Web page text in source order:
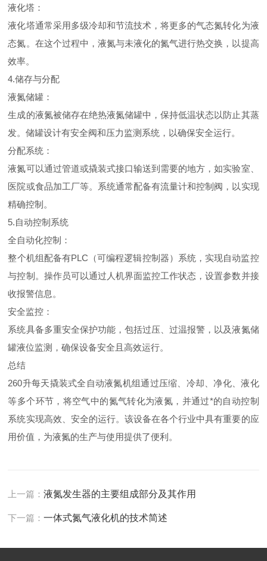
液化塔：
液化塔通常采用多级冷却和节流技术，将更多的气态氮转化为液
态氮。在这个过程中，液氮与未液化的氮气进行热交换，以提高
效率。
4.储存与分配
液氮储罐：
生成的液氮被储存在绝热液氮储罐中，保持低温状态以防止其蒸
发。储罐设计有安全阀和压力监测系统，以确保安全运行。
分配系统：
液氮可以通过管道或撬装式接口输送到需要的地方，如实验室、
医院或食品加工厂等。系统通常配备有流量计和控制阀，以实现
精确控制。
5.自动控制系统
全自动化控制：
整个机组配备有PLC（可编程逻辑控制器）系统，实现自动监控
与控制。操作员可以通过人机界面监控工作状态，设置参数并接
收报警信息。
安全监控：
系统具备多重安全保护功能，包括过压、过温报警，以及液氮储
罐液位监测，确保设备安全且高效运行。
总结
260升每天撬装式全自动液氮机组通过压缩、冷却、净化、液化
等多个环节，将空气中的氮气转化为液氮，并通过*的自动控制
系统实现高效、安全的运行。该设备在各个行业中具有重要的应
用价值，为液氮的生产与使用提供了便利。
上一篇：液氮发生器的主要组成部分及其作用
下一篇：一体式氮气液化机的技术简述